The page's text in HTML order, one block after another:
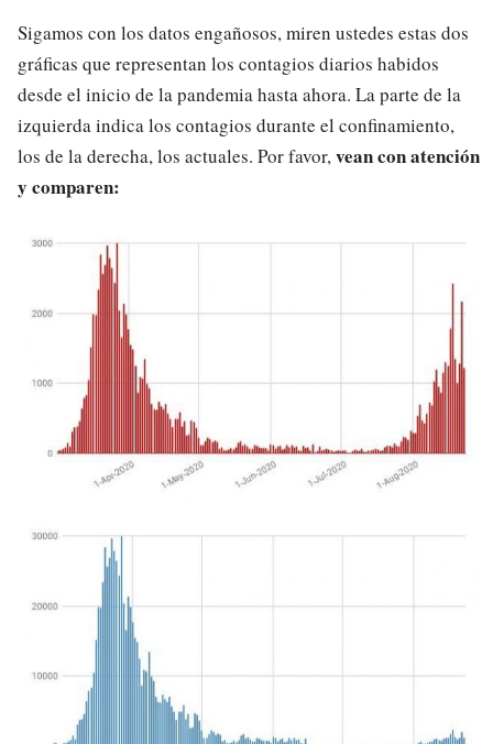
Sigamos con los datos engañosos, miren ustedes estas dos
gráficas que representan los contagios diarios habidos
desde el inicio de la pandemia hasta ahora. La parte de la
izquierda indica los contagios durante el confinamiento,
los de la derecha, los actuales. Por favor,vean con atención
y comparen: